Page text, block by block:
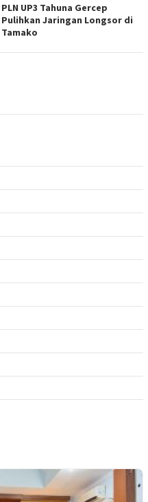
PLN UP3 Tahuna Gercep
Pulihkan Jaringan Longsor di
Tamako